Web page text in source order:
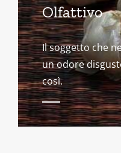
Olfattivo
Il soggetto che
un odore
così.